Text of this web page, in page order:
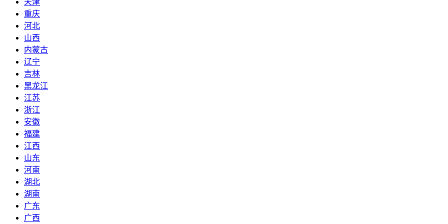
天津
重庆
河北
山西
内蒙古
辽宁
吉林
黑龙江
江苏
浙江
安徽
福建
江西
山东
河南
湖北
湖南
广东
广西